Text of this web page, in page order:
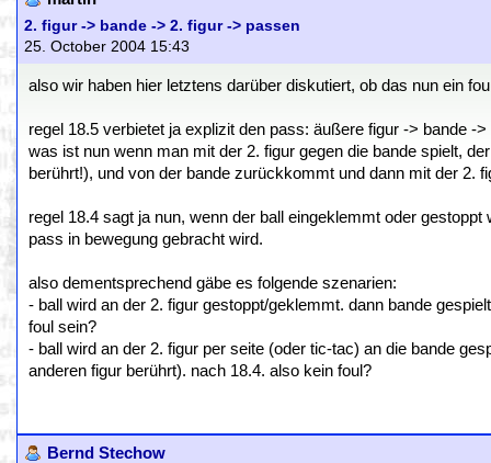
2. figur -> bande -> 2. figur -> passen
25. October 2004 15:43
also wir haben hier letztens darüber diskutiert, ob das nun ein
regel 18.5 verbietet ja explizit den pass: äußere figur -> bande -
was ist nun wenn man mit der 2. figur gegen die bande spielt,
berührt!), und von der bande zurückkommt und dann mit der 2.
regel 18.4 sagt ja nun, wenn der ball eingeklemmt oder
pass in bewegung gebracht wird.
also dementsprechend gäbe es folgende szenarien:
- ball wird an der 2. figur gestoppt/geklemmt. dann bande
foul sein?
- ball wird an der 2. figur per seite (oder tic-tac) an die bande
anderen figur berührt). nach 18.4. also kein foul?
Bernd Stechow